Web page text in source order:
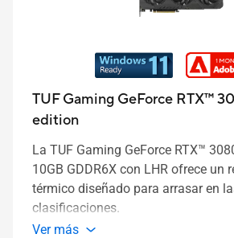
TUF Gaming GeForce RTX™
edition
La TUF Gaming GeForce RTX™
10GB GDDR6X con LHR ofrece un
térmico diseñado para arrasar en
clasificaciones.
Ver más